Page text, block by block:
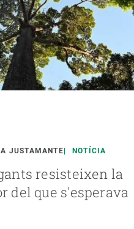
JUSTAMANTE NOTÍCIA
resisteixen la
del que s'esperava